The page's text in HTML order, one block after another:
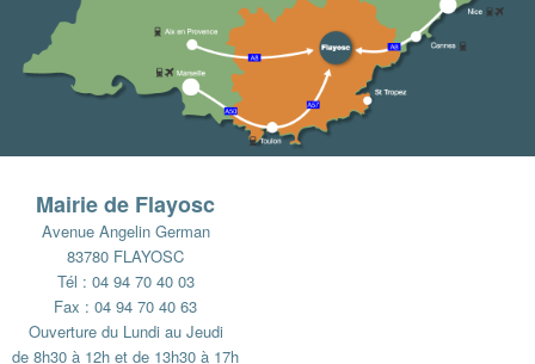
Mairie de Flayosc
Avenue Angelin German
83780 FLAYOSC
Tél : 04 94 70 40 03
Fax : 04 94 70 40 63
Ouverture du Lundi au Jeudi
de 8h30 à 12h et de 13h30 à 17h